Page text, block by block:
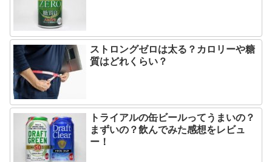
ストロングゼロは太る？カロリーや糖
質はどれくらい？
トライアルの缶ビールってうまいの？
まずいの？飲んでみた感想をレビュ
ー！